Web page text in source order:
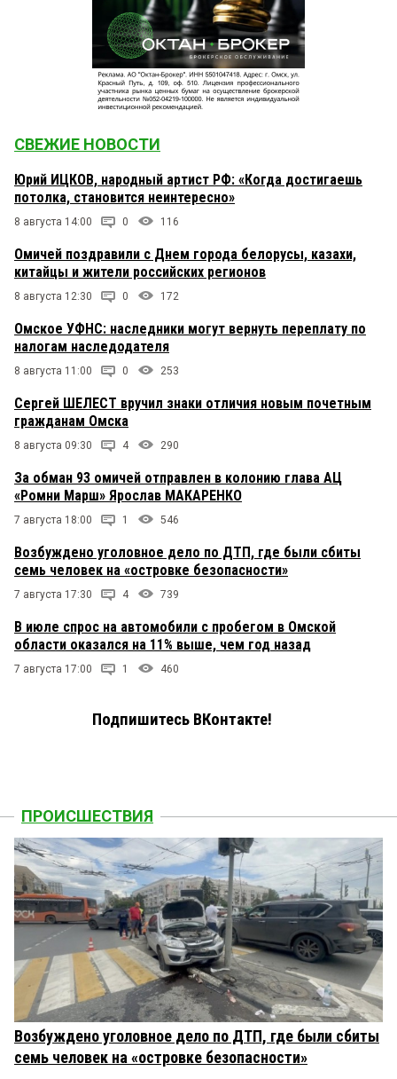
СВЕЖИЕ НОВОСТИ
Юрий ИЦКОВ, народный артист РФ: «Когда достигаешь
потолка, становится неинтересно»
8 августа 14:00 0 116
Омичей поздравили с Днем города белорусы, казахи,
китайцы и жители российских регионов
8 августа 12:30 0 172
Омское УФНС: наследники могут вернуть переплату по
налогам наследодателя
8 августа 11:00 0 253
Сергей ШЕЛЕСТ вручил знаки отличия новым почетным
гражданам Омска
8 августа 09:30 4 290
За обман 93 омичей отправлен в колонию глава АЦ
«Ромни Марш» Ярослав МАКАРЕНКО
7 августа 18:00 1 546
Возбуждено уголовное дело по ДТП, где были сбиты
семь человек на «островке безопасности»
7 августа 17:30 4 739
В июле спрос на автомобили с пробегом в Омской
области оказался на 11% выше, чем год назад
7 августа 17:00 1 460
Подпишитесь ВКонтакте!
ПРОИСШЕСТВИЯ
Возбуждено уголовное дело по ДТП, где были сбиты
семь человек на «островке безопасности»